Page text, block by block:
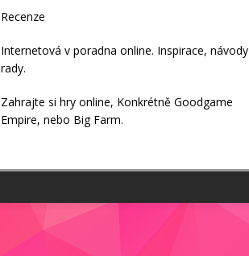
Recenze
Internetová v poradna online. Inspirace, návody
rady.
Zahrajte si hry online, Konkrétně Goodgame
Empire, nebo Big Farm.